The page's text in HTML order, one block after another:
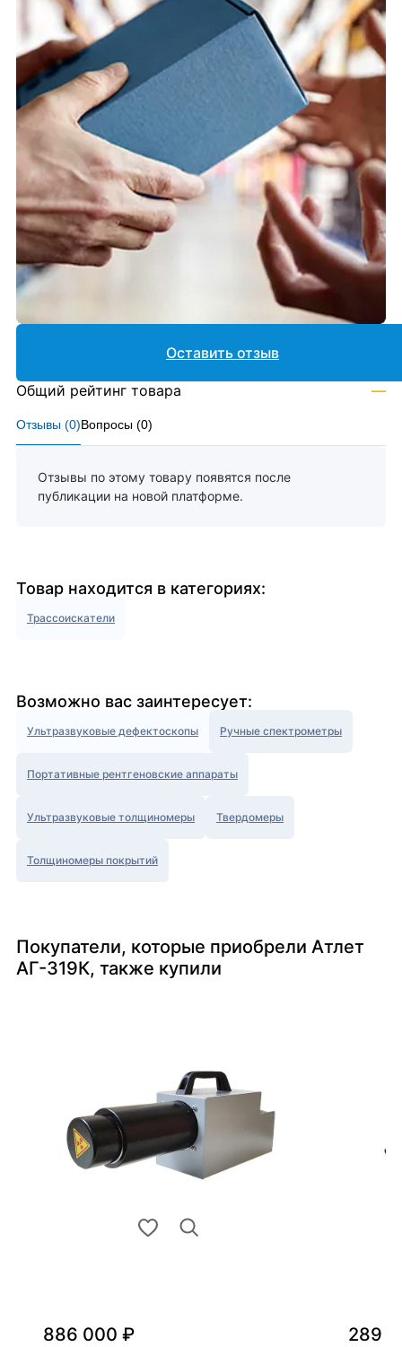
Отзывы (0)Вопросы (0)
Отзывы по этому товару появятся после
публикации на новой платформе.
Оставить отзыв
Общий рейтинг товара —
Товар находится в категориях:
Трассоискатели
Возможно вас заинтересует:
Ультразвуковые дефектоскопы Ручные спектрометры
Портативные рентгеновские аппараты
Ультразвуковые толщиномеры Твердомеры
Толщиномеры покрытий
Покупатели, которые приобрели Атлет
АГ-319К, также купили
886 000 ₽ 289